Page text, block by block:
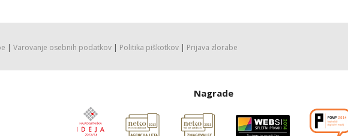
| Varovanje osebnih podatkov | Politika piškotkov | Prijava zlorabe
Nagrade